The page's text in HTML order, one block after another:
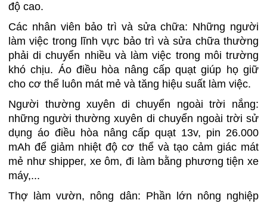
độ cao.
Các nhân viên bảo trì và sửa chữa: Những người
làm việc trong lĩnh vực bảo trì và sửa chữa thường
phải di chuyển nhiều và làm việc trong môi trường
khó chịu. Áo điều hòa nâng cấp quạt giúp họ giữ
cho cơ thể luôn mát mẻ và tăng hiệu suất làm việc.
Người thường xuyên di chuyển ngoài trời nắng:
những người thường xuyên di chuyển ngoài trời sử
dụng áo điều hòa nâng cấp quạt 13v, pin 26.000
mAh để giảm nhiệt độ cơ thể và tạo cảm giác mát
mẻ như shipper, xe ôm, đi làm bằng phương tiện xe
máy,...
Thợ làm vườn, nông dân: Phần lớn nông nghiệp